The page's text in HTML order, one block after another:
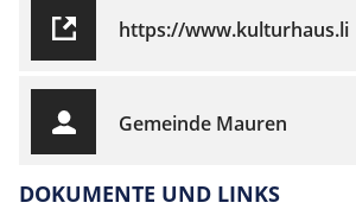
https://www.kulturhaus.li
Gemeinde Mauren
DOKUMENTE UND LINKS